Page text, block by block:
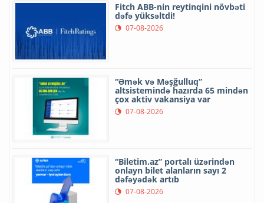
Fitch ABB-nin reytinqini növbəti
dəfə yüksəltdi!
07-08-2026
“Əmək və Məşğulluq”
altsistemində hazırda 65 mindən
çox aktiv vakansiya var
07-08-2026
“Biletim.az” portalı üzərindən
onlayn bilet alanların sayı 2
dəfəyədək artıb
07-08-2026